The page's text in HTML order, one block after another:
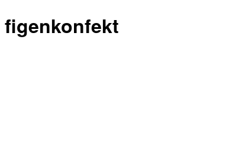
figenkonfekt